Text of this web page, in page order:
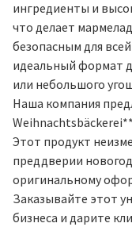
ингредиенты и
что делает
безопасным для
идеальный формат
или небольшого
Наша компания
Этот продукт
преддверии
оригинальному
Заказывайте этот
бизнеса и дарите